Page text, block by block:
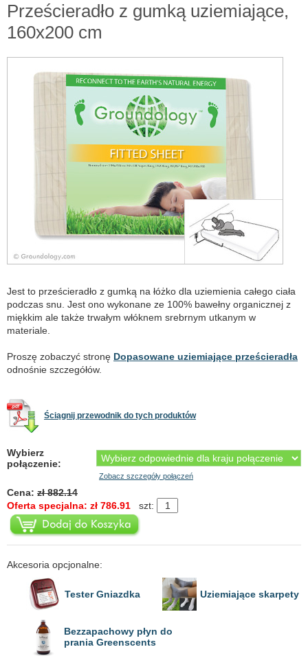
Prześcieradło z gumką uziemiające,
160x200 cm
Jest to prześcieradło z gumką na łóżko dla uziemienia całego ciała
podczas snu. Jest ono wykonane ze 100% bawełny organicznej z
miękkim ale także trwałym włóknem srebrnym utkanym w
materiale.
Proszę zobaczyć stronę Dopasowane uziemiające prześcieradła
odnośnie szczegółów.
Ściągnij przewodnik do tych produktów
Wybierz
połączenie:
Zobacz szczegóły połączeń
Cena: zł 882.14
Oferta specjalna: zł 786.91
szt:
Akcesoria opcjonalne:
Tester Gniazdka Uziemiające skarpety
Bezzapachowy płyn do
prania Greenscents